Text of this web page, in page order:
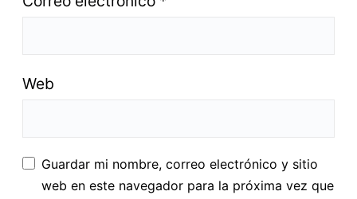
Web
Guardar mi nombre, correo electrónico y sitio
web en este navegador para la próxima vez que